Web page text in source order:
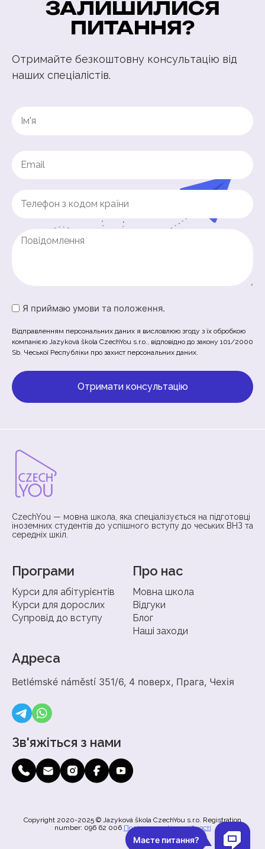
ЗАЛИШИЛИСЯ
ПИТАННЯ?
Отримайте безкоштовну консультацію від
наших спеціалістів.
(Обов'язково)
Untitled
Untitled
Я приймаю умови та положення.
Відправленням персональних даних я висловлюю згоду з їх обробкою
компанією Jazyková škola CzechYou s.r.o., відповідно до закону 101/2000
Sb. Чеської Республіки про захист персональних даних.
CzechYou — мовна школа, яка спеціалізується на підготовці
іноземних студентів до успішного вступу до чеських ВНЗ та
середніх шкіл.
Програми
Курси для абітурієнтів
Курси для дорослих
Супровід до вступу
Про нас
Мовна школа
Відгуки
Блог
Наші заходи
Адреса
Betlémské náměstí 351/6, 4 поверх, Прага, Чехія
Зв'яжіться з нами
Copyright 2020-2025 © Jazyková škola CzechYou s.r.o. Registration
number: 096 62 006 Політика конфіденційності